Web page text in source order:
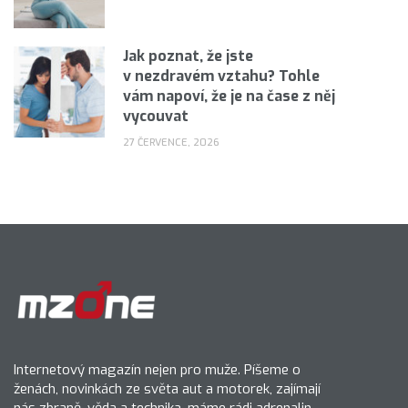
Jak poznat, že jste
v nezdravém vztahu? Tohle
vám napoví, že je na čase z něj
vycouvat
27 ČERVENCE, 2026
Internetový magazín nejen pro muže. Píšeme o
ženách, novinkách ze světa aut a motorek, zajímají